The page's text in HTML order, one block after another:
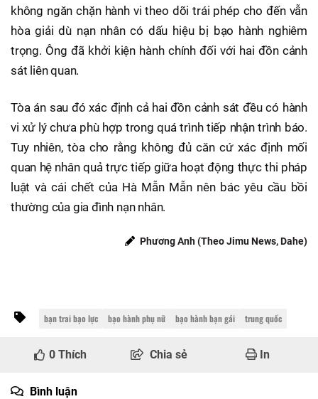
không ngăn chặn hành vi theo dõi trái phép cho đến vẫn
hòa giải dù nạn nhân có dấu hiệu bị bạo hành nghiêm
trọng. Ông đã khởi kiện hành chính đối với hai đồn cảnh
sát liên quan.
Tòa án sau đó xác định cả hai đồn cảnh sát đều có hành
vi xử lý chưa phù hợp trong quá trình tiếp nhận trình báo.
Tuy nhiên, tòa cho rằng không đủ căn cứ xác định mối
quan hệ nhân quả trực tiếp giữa hoạt động thực thi pháp
luật và cái chết của Hà Mẫn Mẫn nên bác yêu cầu bồi
thường của gia đình nạn nhân.
Phương Anh (Theo Jimu News, Dahe)
bạn trai bạo lực bạo hành phụ nữ bạo hành bạn gái trung quốc
0 Thích Chia sẻ In
Bình luận